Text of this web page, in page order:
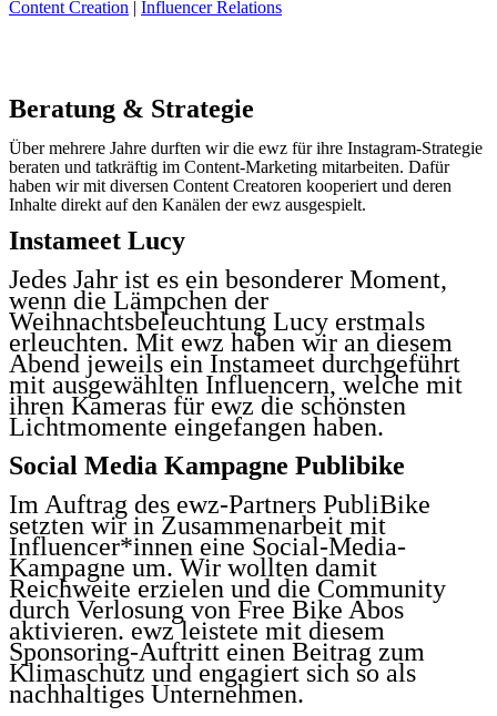
Content Creation | Influencer Relations
Beratung & Strategie
Über mehrere Jahre durften wir die ewz für ihre Instagram-Strategie
beraten und tatkräftig im Content-Marketing mitarbeiten. Dafür
haben wir mit diversen Content Creatoren kooperiert und deren
Inhalte direkt auf den Kanälen der ewz ausgespielt.
Instameet Lucy
Jedes Jahr ist es ein besonderer Moment,
wenn die Lämpchen der
Weihnachtsbeleuchtung Lucy erstmals
erleuchten. Mit ewz haben wir an diesem
Abend jeweils ein Instameet durchgeführt
mit ausgewählten Influencern, welche mit
ihren Kameras für ewz die schönsten
Lichtmomente eingefangen haben.
Social Media Kampagne Publibike
Im Auftrag des ewz-Partners PubliBike
setzten wir in Zusammenarbeit mit
Influencer*innen eine Social-Media-
Kampagne um. Wir wollten damit
Reichweite erzielen und die Community
durch Verlosung von Free Bike Abos
aktivieren. ewz leistete mit diesem
Sponsoring-Auftritt einen Beitrag zum
Klimaschutz und engagiert sich so als
nachhaltiges Unternehmen.